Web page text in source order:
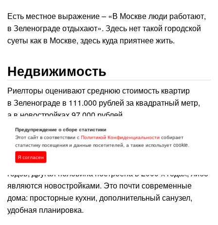
Есть местное выражение – «В Москве люди работают,
в Зеленограде отдыхают». Здесь нет такой городской
суеты как в Москве, здесь куда приятнее жить.
Недвижимость
Риелторы оценивают среднюю стоимость квартир
в Зеленограде в 111.000 рублей за квадратный метр,
а в новостройках 97.000 рублей.
Все панельные дома уже давно были снесены,
остались только пятиэтажки, но они тоже долго
не простоят. Половина города состоит из домов 90-х
годов, другая половина построена в 2000-х годах, либо
являются новостройками. Это почти современные
дома: просторные кухни, дополнительный санузел,
удобная планировка.
Предупреждение о сборе статистики
Этот сайт в соответствии сПолитикой Конфиденциальности собирает
статистику посещения и данные посетителей, а также использует cookie.
Я согласен